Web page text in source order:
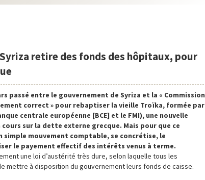
retire des fonds des hôpitaux, pour
passé entre le gouvernement de Syriza et la « Commission
correct » pour rebaptiser la vieille Troïka, formée par
centrale européenne [BCE] et le FMI), une nouvelle
sur la dette externe grecque. Mais pour que ce
simple mouvement comptable, se concrétise, le
le payement effectif des intérêts venus à terme.
une loi d’austérité très dure, selon laquelle tous les
mettre à disposition du gouvernement leurs fonds de caisse.